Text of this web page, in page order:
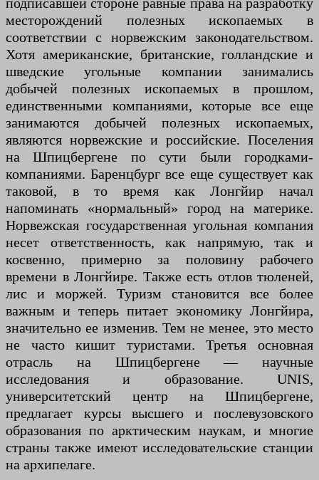
месторождений полезных ископаемых в
соответствии с норвежским законодательством.
Хотя американские, британские, голландские и
шведские угольные компании занимались
добычей полезных ископаемых в прошлом,
единственными компаниями, которые все еще
занимаются добычей полезных ископаемых,
являются норвежские и российские. Поселения
на Шпицбергене по сути были городками-
компаниями. Баренцбург все еще существует как
таковой, в то время как Лонгйир начал
напоминать «нормальный» город на материке.
Норвежская государственная угольная компания
несет ответственность, как напрямую, так и
косвенно, примерно за половину рабочего
времени в Лонгйире. Также есть отлов тюленей,
лис и моржей. Туризм становится все более
важным и теперь питает экономику Лонгйира,
значительно ее изменив. Тем не менее, это место
не часто кишит туристами. Третья основная
отрасль на Шпицбергене — научные
исследования и образование. UNIS,
университетский центр на Шпицбергене,
предлагает курсы высшего и послевузовского
образования по арктическим наукам, и многие
страны также имеют исследовательские станции
на архипелаге.